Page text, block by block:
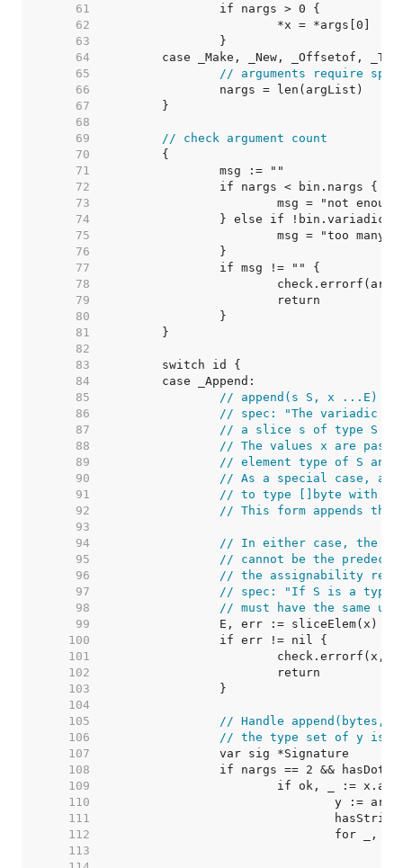
    61
    62
    63
    64
    65
// arguments require
    66
    67
    68
    69
// check argument count
    70
    71
    72
    73
    74
    75
    76
    77
    78
    79
    80
    81
    82
    83
    84
    85
// append(s S, x ...E) S,
    86
// spec: "The variadic
    87
// a slice s of type S
    88
// The values x are
    89
// element type of S and
    90
// As a special case,
    91
// to type []byte with a
    92
// This form appends
    93
    94
// In either case, the
    95
// cannot be the
    96
// the assignability
    97
// spec: "If S is a type
    98
// must have the same
    99
   100
   101
   102
   103
   104
   105
// Handle append(bytes,
   106
// the type set of y is
   107
   108
   109
   110
   111
   112
   113